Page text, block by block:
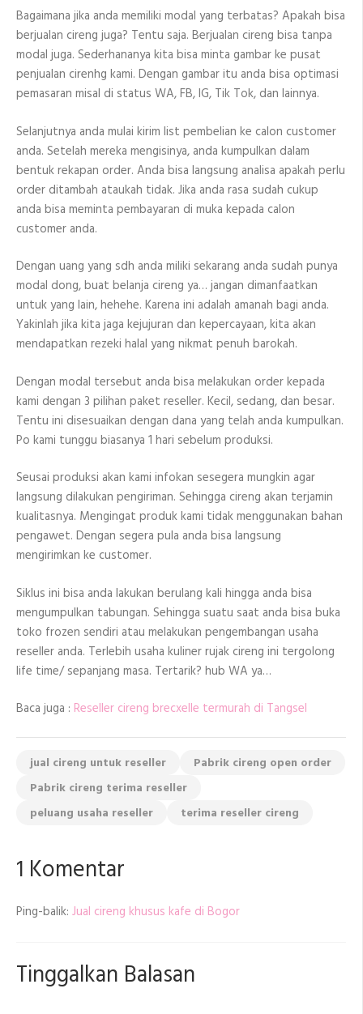
Bagaimana jika anda memiliki modal yang terbatas? Apakah bisa
berjualan cireng juga? Tentu saja. Berjualan cireng bisa tanpa
modal juga. Sederhananya kita bisa minta gambar ke pusat
penjualan cirenhg kami. Dengan gambar itu anda bisa optimasi
pemasaran misal di status WA, FB, IG, Tik Tok, dan lainnya.
Selanjutnya anda mulai kirim list pembelian ke calon customer
anda. Setelah mereka mengisinya, anda kumpulkan dalam
bentuk rekapan order. Anda bisa langsung analisa apakah perlu
order ditambah ataukah tidak. Jika anda rasa sudah cukup
anda bisa meminta pembayaran di muka kepada calon
customer anda.
Dengan uang yang sdh anda miliki sekarang anda sudah punya
modal dong, buat belanja cireng ya… jangan dimanfaatkan
untuk yang lain, hehehe. Karena ini adalah amanah bagi anda.
Yakinlah jika kita jaga kejujuran dan kepercayaan, kita akan
mendapatkan rezeki halal yang nikmat penuh barokah.
Dengan modal tersebut anda bisa melakukan order kepada
kami dengan 3 pilihan paket reseller. Kecil, sedang, dan besar.
Tentu ini disesuaikan dengan dana yang telah anda kumpulkan.
Po kami tunggu biasanya 1 hari sebelum produksi.
Seusai produksi akan kami infokan sesegera mungkin agar
langsung dilakukan pengiriman. Sehingga cireng akan terjamin
kualitasnya. Mengingat produk kami tidak menggunakan bahan
pengawet. Dengan segera pula anda bisa langsung
mengirimkan ke customer.
Siklus ini bisa anda lakukan berulang kali hingga anda bisa
mengumpulkan tabungan. Sehingga suatu saat anda bisa buka
toko frozen sendiri atau melakukan pengembangan usaha
reseller anda. Terlebih usaha kuliner rujak cireng ini tergolong
life time/ sepanjang masa. Tertarik? hub WA ya…
Baca juga : Reseller cireng brecxelle termurah di Tangsel
jual cireng untuk reseller
Pabrik cireng open order
Pabrik cireng terima reseller
peluang usaha reseller
terima reseller cireng
1 Komentar
Ping-balik: Jual cireng khusus kafe di Bogor
Tinggalkan Balasan